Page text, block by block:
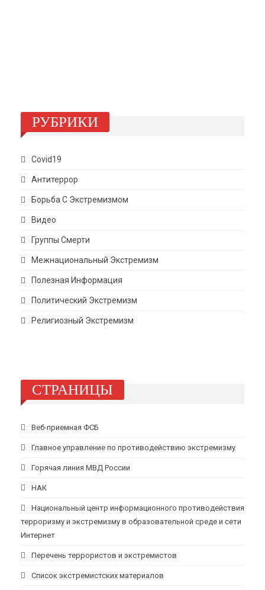
РУБРИКИ
Covid19
Антитеррор
Борьба С Экстремизмом
Видео
Группы Смерти
Межнациональный Экстремизм
Полезная Информация
Политический Экстремизм
Религиозный Экстремизм
СТРАНИЦЫ
Веб-приемная ФСБ
Главное управление по противодействию экстремизму
Горячая линия МВД России
НАК
Национальный центр информационного противодействия
терроризму и экстремизму в образовательной среде и сети
Интернет
Перечень террористов и экстремистов
Список экстремистских материалов